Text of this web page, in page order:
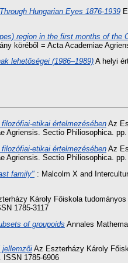
Hungarian Eyes 1876-1939
region in the first months of the
köréből = Acta Academiae
lehetőségei (1986–1989)A helyi
etikai értelmezésében Az
Agriensis. Sectio Philiosophica.
etikai értelmezésében Az
Agriensis. Sectio Philiosophica. pp.
family" : Malcolm X and
Károly Főiskola
1785-3117
of groupoids Annales
jellemzői Az Eszterházy Károly
ISSN 1785-6906